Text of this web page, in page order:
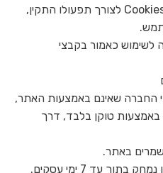
7.1. האתר עושה שימוש בקבצי Cookies לצורך תפעולו התקין,
לשימוש כאמור בקבצי
החברה שאינם באמצעות האתר,
טוקן בלבד, דרך